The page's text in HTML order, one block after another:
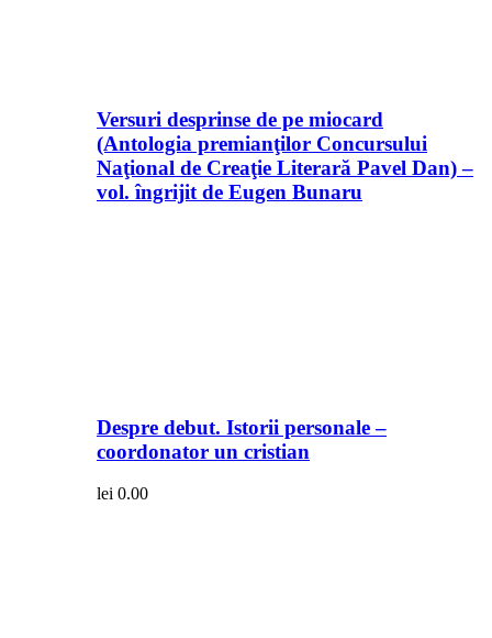
Versuri desprinse de pe miocard
(Antologia premianţilor Concursului
Naţional de Creaţie Literară Pavel Dan) –
vol. îngrijit de Eugen Bunaru
Despre debut. Istorii personale –
coordonator un cristian
lei 0.00